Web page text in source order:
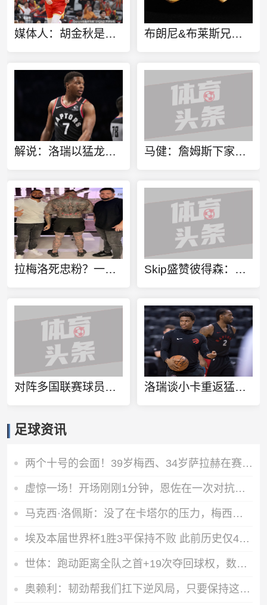
媒体人：胡金秋是否会离队还不确定 广厦收到一些报价 且金额不低 布朗尼&布莱斯兄弟定制同款金项链 灵感来源于兄弟之情
解说：洛瑞以猛龙球员身份进行退役也算是功成身退、落叶归根了 马健：詹姆斯下家不只考虑篮球层面 要能争冠&薪资合适&跟老板熟
拉梅洛死忠粉？一球迷100%还原拉梅洛·鲍尔的满背纹身 Skip盛赞彼得森：选秀前我就说了 他会是本届最强球员
对阵多国联赛球员！徐杰和张博源相约美国高质量野球局 洛瑞谈小卡重返猛龙：球队想再夺一个冠军 这一切都将从小卡开始
足球资讯
两个十号的会面！39岁梅西、34岁萨拉赫在赛前仪式握手、拥抱
虚惊一场！开场刚刚1分钟，恩佐在一次对抗后捂着膝盖痛苦倒地
马克西·洛佩斯：没了在卡塔尔的压力，梅西正享受比赛且内心快乐
埃及本届世界杯1胜3平保持不败 此前历史仅4支非洲球队能打进八强
世体：跑动距离全队之首+19次夺回球权，数据表明罗德里找回状态
奥赖利：韧劲帮我们扛下逆风局，只要保持这种斗志没人能阻挡我们